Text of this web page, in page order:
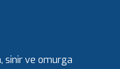
sinir ve omurga